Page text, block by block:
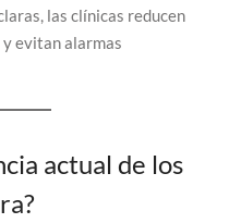
las clínicas reducen
y evitan alarmas
actual de los